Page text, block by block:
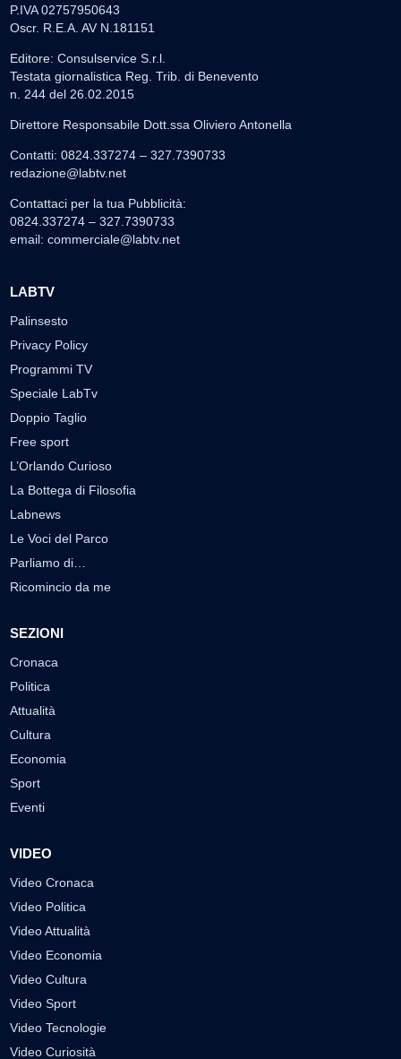
P.IVA 02757950643
Oscr. R.E.A. AV N.181151
Editore: Consulservice S.r.l.
Testata giornalistica Reg. Trib. di Benevento
n. 244 del 26.02.2015
Direttore Responsabile Dott.ssa Oliviero Antonella
Contatti: 0824.337274 – 327.7390733
redazione@labtv.net
Contattaci per la tua Pubblicità:
0824.337274 – 327.7390733
email: commerciale@labtv.net
LABTV
Palinsesto
Privacy Policy
Programmi TV
Speciale LabTv
Doppio Taglio
Free sport
L’Orlando Curioso
La Bottega di Filosofia
Labnews
Le Voci del Parco
Parliamo di…
Ricomincio da me
SEZIONI
Cronaca
Politica
Attualità
Cultura
Economia
Sport
Eventi
VIDEO
Video Cronaca
Video Politica
Video Attualità
Video Economia
Video Cultura
Video Sport
Video Tecnologie
Video Curiosità